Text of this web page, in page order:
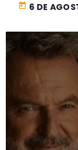
today 6 DE